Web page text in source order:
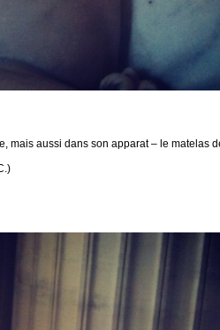
mais aussi dans son apparat – le matelas